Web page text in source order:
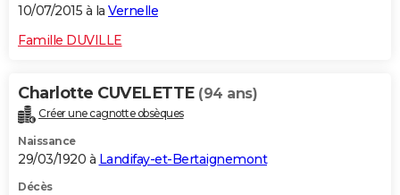
10/07/2015 à la Vernelle
Famille DUVILLE
Charlotte CUVELETTE (94 ans)
Créer une cagnotte obsèques
Naissance
29/03/1920 à Landifay-et-Bertaignemont
Décès